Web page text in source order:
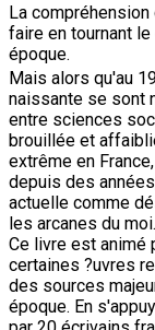
La
faire en tournant
époque.
Mais alors qu'au
naissante se sont
entre sciences
brouillée et
extrême en
depuis des
actuelle comme
les arcanes du moi.
Ce livre est animé
certaines ?uvres
des sources
époque. En